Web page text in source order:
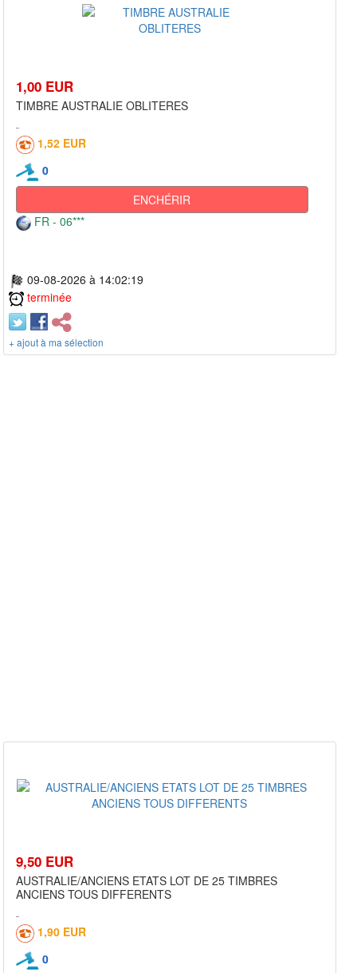
1,00 EUR
TIMBRE AUSTRALIE OBLITERES
1,52 EUR
0
ENCHÉRIR
FR - 06***
09-08-2026 à 14:02:19
terminée
+ ajout à ma sélection
9,50 EUR
AUSTRALIE/ANCIENS ETATS LOT DE 25 TIMBRES
ANCIENS TOUS DIFFERENTS
1,90 EUR
0